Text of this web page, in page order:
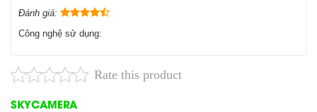
Đánh giá:
Công nghệ sử dụng:
Rate this product
SKYCAMERA